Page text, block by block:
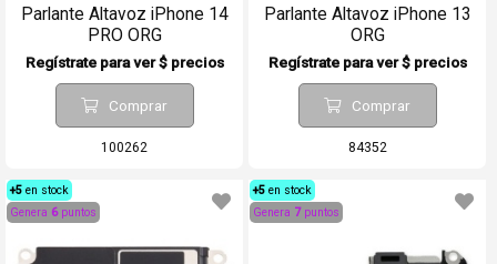
Parlante Altavoz iPhone 14
PRO ORG
Regístrate para ver $ precios
Comprar
100262
Parlante Altavoz iPhone 13
ORG
Regístrate para ver $ precios
Comprar
84352
+5 en stock
Genera 6puntos
+5 en stock
Genera 7puntos